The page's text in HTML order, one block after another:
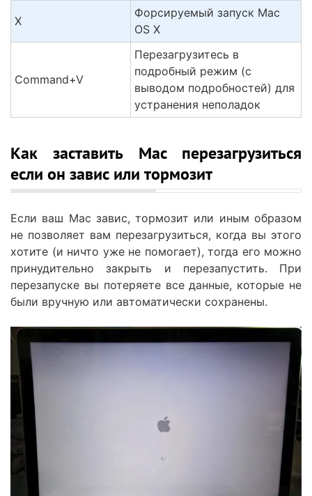
X
Форсируемый запуск Mac
OS X
Command+V
Перезагрузитесь в
подробный режим (с
выводом подробностей) для
устранения неполадок
Как заставить Mac перезагрузиться
если он завис или тормозит
Если ваш Mac завис, тормозит или иным образом
не позволяет вам перезагрузиться, когда вы этого
хотите (и ничто уже не помогает), тогда его можно
принудительно закрыть и перезапустить. При
перезапуске вы потеряете все данные, которые не
были вручную или автоматически сохранены.